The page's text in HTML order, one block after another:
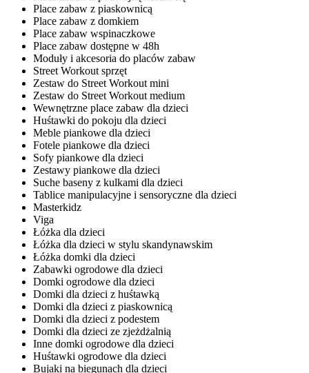
Place zabaw z piaskownicą
Place zabaw z domkiem
Place zabaw wspinaczkowe
Place zabaw dostępne w 48h
Moduły i akcesoria do placów zabaw
Street Workout sprzęt
Zestaw do Street Workout mini
Zestaw do Street Workout medium
Wewnętrzne place zabaw dla dzieci
Huśtawki do pokoju dla dzieci
Meble piankowe dla dzieci
Fotele piankowe dla dzieci
Sofy piankowe dla dzieci
Zestawy piankowe dla dzieci
Suche baseny z kulkami dla dzieci
Tablice manipulacyjne i sensoryczne dla dzieci
Masterkidz
Viga
Łóżka dla dzieci
Łóżka dla dzieci w stylu skandynawskim
Łóżka domki dla dzieci
Zabawki ogrodowe dla dzieci
Domki ogrodowe dla dzieci
Domki dla dzieci z huśtawką
Domki dla dzieci z piaskownicą
Domki dla dzieci z podestem
Domki dla dzieci ze zjeżdżalnią
Inne domki ogrodowe dla dzieci
Huśtawki ogrodowe dla dzieci
Bujaki na biegunach dla dzieci